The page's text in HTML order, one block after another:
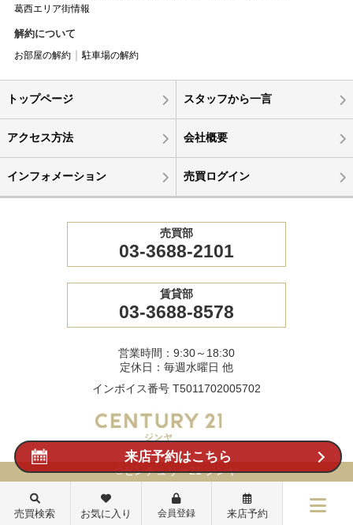
葛西エリア街情報
解約について
お部屋の解約 駐車場の解約
トップページ スタッフから一言
アクセス方法 会社概要
インフォメーション 売買ログイン
売買部
03-3688-2101
賃貸部
03-3688-8578
営業時間：9:30～18:30
定休日：毎週水曜日 他
インボイス番号 T5011702005702
©センチュリー21 ジンヤ
来店予約はこちら
売買検索 お気に入り 会員登録 来店予約